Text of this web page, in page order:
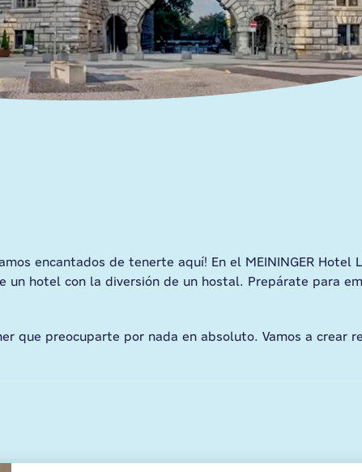
encantados de tenerte aquí! En el MEININGER Hotel
un hotel con la diversión de un hostal. Prepárate para
que preocuparte por nada en absoluto. Vamos a crear